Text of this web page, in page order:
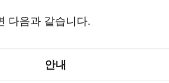
다음과 같습니다.
안내